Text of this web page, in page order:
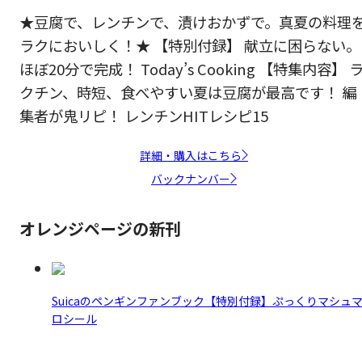
★豆腐で、レンチンで、漬けおかずで。真夏の料理
ラクにおいしく！★ 【特別付録】 献立に困らない。
ほぼ20分で完成！ Today’s Cooking 【特集内容】
クチン、時短、食べやすい夏は豆腐が最高です！ 編
集者が鬼リピ！ レンチンHITレシピ15
詳細・購入はこちら
バックナンバー
オレンジページの新刊
Suicaのペンギンファンブック【特別付録】ぷっくりマシュマ
ロシール